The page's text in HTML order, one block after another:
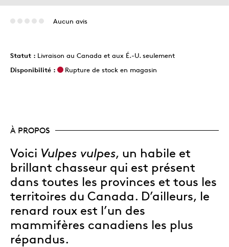
Aucun avis
Statut : Livraison au Canada et aux É.-U. seulement
Disponibilité :
Rupture de stock en magasin
À PROPOS
Voici Vulpes vulpes, un habile et
brillant chasseur qui est présent
dans toutes les provinces et tous les
territoires du Canada. D’ailleurs, le
renard roux est l’un des
mammifères canadiens les plus
répandus.